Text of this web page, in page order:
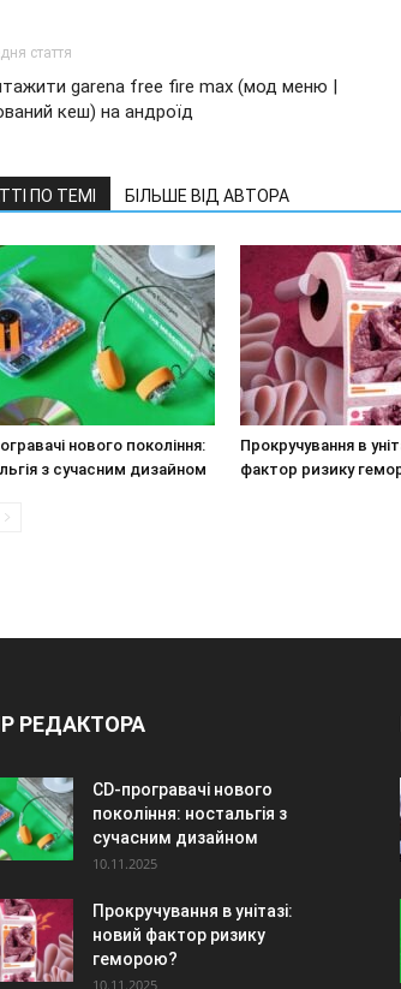
стаття
garena free fire max (мод меню |
кеш) на андроїд
ПО ТЕМІ БІЛЬШЕ ВІД АВТОРА
нового покоління:
з сучасним дизайном
Прокручування в
фактор ризику
РЕДАКТОРА
CD-програвачі нового
покоління: ностальгія з
сучасним дизайном
10.11.2025
Прокручування в унітазі:
новий фактор ризику
геморою?
10.11.2025